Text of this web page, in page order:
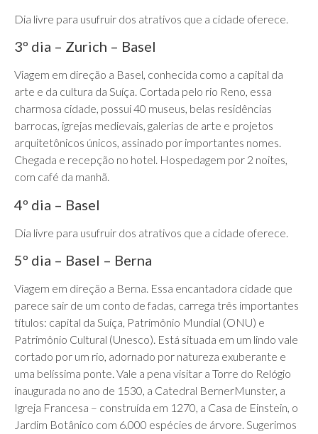
Dia livre para usufruir dos atrativos que a cidade oferece.
3º dia – Zurich – Basel
Viagem em direção a Basel, conhecida como a capital da
arte e da cultura da Suíça. Cortada pelo rio Reno, essa
charmosa cidade, possui 40 museus, belas residências
barrocas, igrejas medievais, galerias de arte e projetos
arquitetônicos únicos, assinado por importantes nomes.
Chegada e recepção no hotel. Hospedagem por 2 noites,
com café da manhã.
4º dia – Basel
Dia livre para usufruir dos atrativos que a cidade oferece.
5º dia – Basel – Berna
Viagem em direção a Berna. Essa encantadora cidade que
parece sair de um conto de fadas, carrega três importantes
títulos: capital da Suíça, Patrimônio Mundial (ONU) e
Patrimônio Cultural (Unesco). Está situada em um lindo vale
cortado por um rio, adornado por natureza exuberante e
uma belíssima ponte. Vale a pena visitar a Torre do Relógio
inaugurada no ano de 1530, a Catedral BernerMunster, a
Igreja Francesa – construída em 1270, a Casa de Einstein, o
Jardim Botânico com 6.000 espécies de árvore. Sugerimos